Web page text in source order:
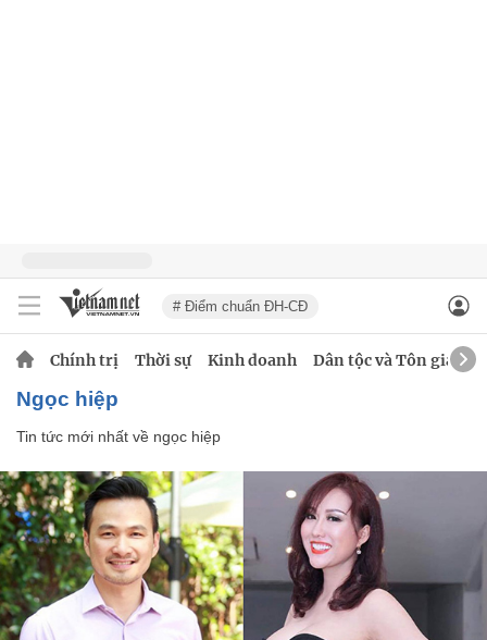
# Điểm chuẩn ĐH-CĐ
Chính trị Thời sự Kinh doanh Dân tộc và Tôn giáo
ngọc hiệp
Tin tức mới nhất về ngọc hiệp